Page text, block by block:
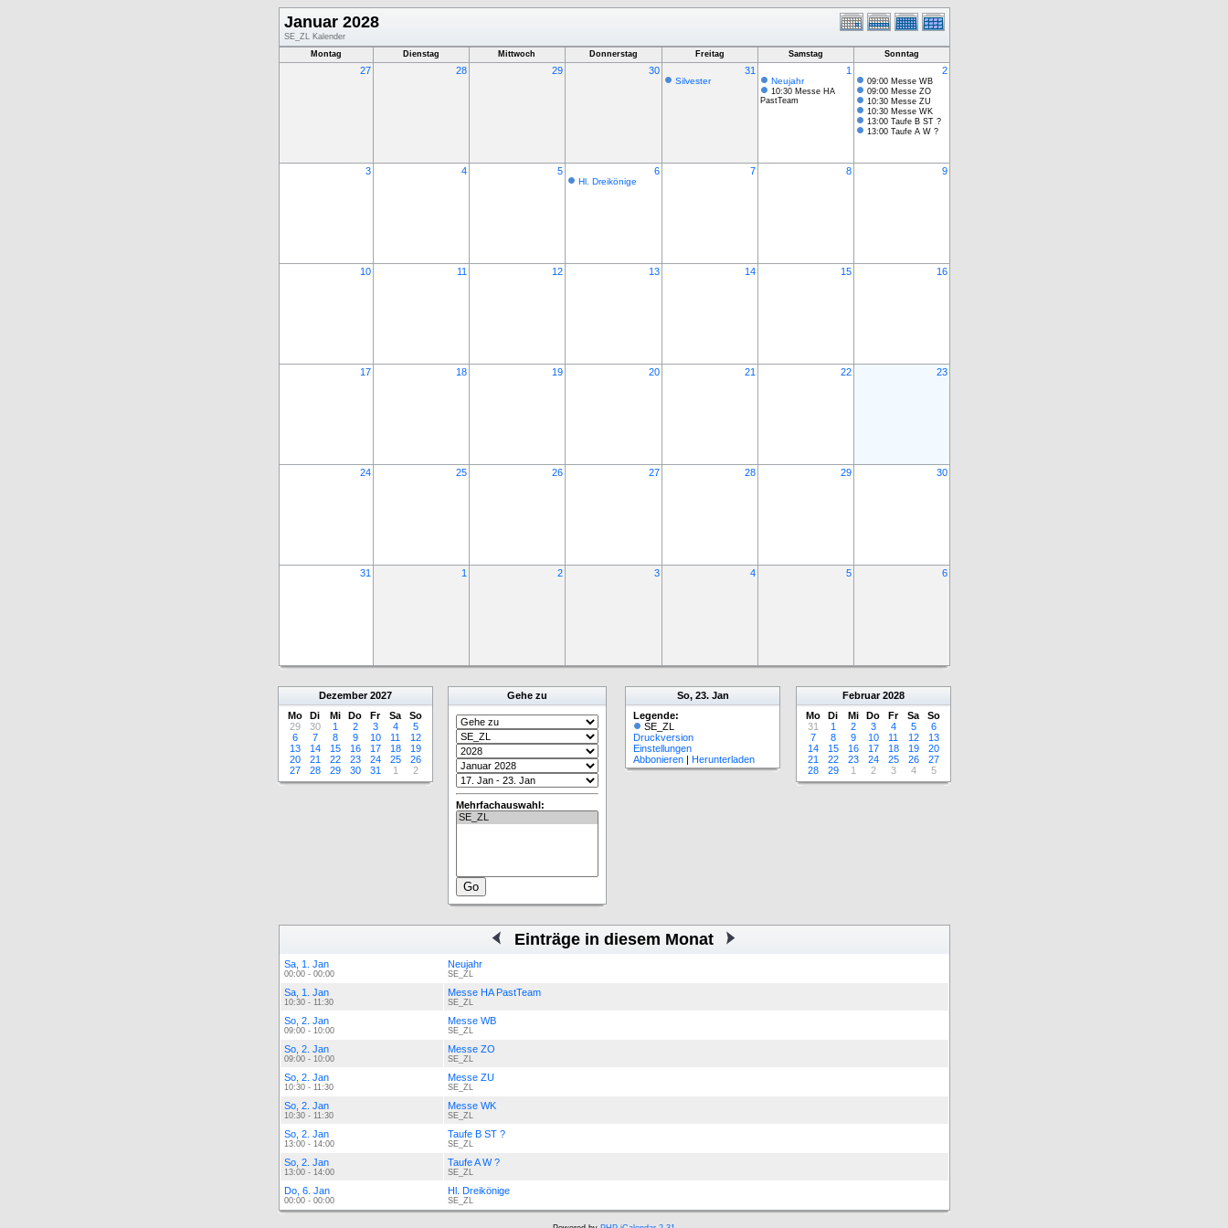
Januar 2028
SE_ZL Kalender
Montag
Dienstag Mittwoch Donnerstag Freitag Samstag Sonntag
27 28 29 30 31
Silvester
1
Neujahr
10:30 Messe HA
PastTeam
2
09:00 Messe WB
09:00 Messe ZO
10:30 Messe ZU
10:30 Messe WK
13:00 Taufe B ST ?
13:00 Taufe A W ?
3 4 5 6
Hl. Dreikönige
7 8 9
10 11 12 13 14 15 16
17 18 19 20 21 22 23
24 25 26 27 28 29 30
31 1 2 3 4 5 6
Dezember 2027
Mo
Di Mi Do Fr Sa
So
29
30 1 2 3 4
5
6
7 8 9 10 11
12
13
14 15 16 17 18
19
20
21 22 23 24 25
26
27
28 29 30 31 1 2
Gehe zu
Mehrfachauswahl:
So, 23. Jan
Legende:
SE_ZL
Druckversion
Einstellungen
Abbonieren | Herunterladen
Februar 2028
Mo
Di Mi Do Fr Sa
So
31
1 2 3 4 5
6
7
8 9 10 11 12
13
14
15 16 17 18 19
20
21
22 23 24 25 26
27
28
29 1 2 3 4 5
Einträge in diesem Monat
Sa, 1. Jan
00:00 - 00:00
Neujahr
SE_ZL
Sa, 1. Jan
10:30 - 11:30
Messe HA PastTeam
SE_ZL
So, 2. Jan
09:00 - 10:00
Messe WB
SE_ZL
So, 2. Jan
09:00 - 10:00
Messe ZO
SE_ZL
So, 2. Jan
10:30 - 11:30
Messe ZU
SE_ZL
So, 2. Jan
10:30 - 11:30
Messe WK
SE_ZL
So, 2. Jan
13:00 - 14:00
Taufe B ST ?
SE_ZL
So, 2. Jan
13:00 - 14:00
Taufe A W ?
SE_ZL
Do, 6. Jan
00:00 - 00:00
Hl. Dreikönige
SE_ZL